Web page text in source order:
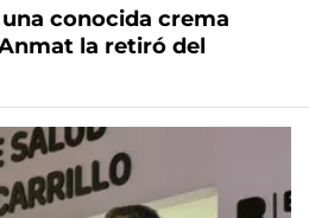
conocida crema
la retiró del